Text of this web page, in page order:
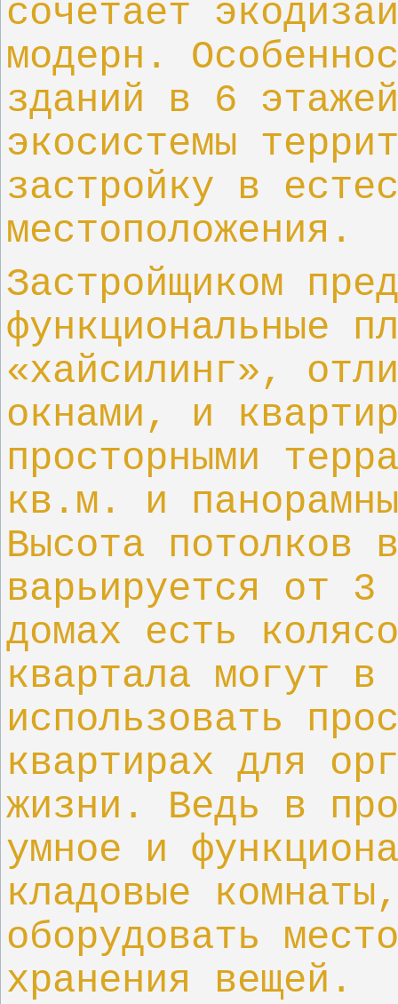
сочетает
модерн.
зданий в 6
экосистемы
застройку в
местоположения.
Застройщиком
функциональные
«хайсилинг»,
окнами, и
просторными
кв.м. и
Высота потолков
варьируется от
домах есть
квартала могут в
использовать
квартирах для
жизни. Ведь в
умное и
кладовые
оборудовать
хранения вещей.